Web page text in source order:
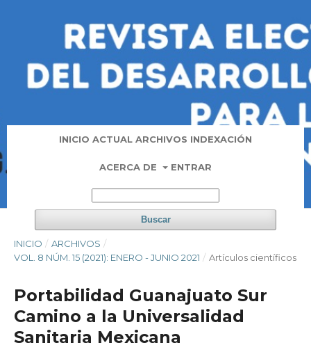
INICIO ACTUAL ARCHIVOS INDEXACIÓN
ACERCA DE ENTRAR
Buscar
INICIO / ARCHIVOS /
VOL. 8 NÚM. 15 (2021): ENERO - JUNIO 2021 / Artí­culos científicos
Portabilidad Guanajuato Sur
Camino a la Universalidad
Sanitaria Mexicana